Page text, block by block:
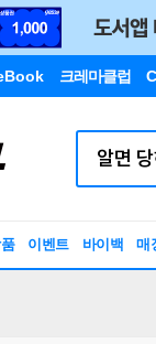
크레마클럽
이벤트 바이백 매